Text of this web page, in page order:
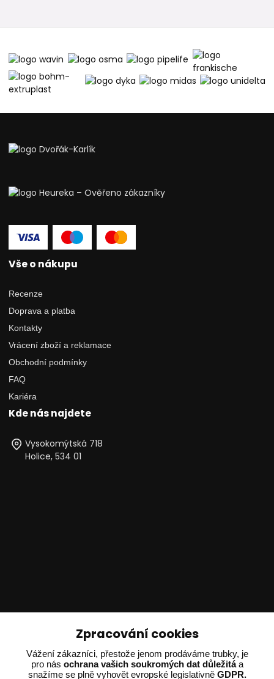
Vše o nákupu
Recenze
Doprava a platba
Kontakty
Vrácení zboží a reklamace
Obchodní podmínky
FAQ
Kariéra
Kde nás najdete
Vysokomýtská 718
Holice, 534 01
Ing. Adam Dvořák
+420 602 234 254
Zpracování cookies
Vážení zákazníci, přestože jenom prodáváme trubky, je
pro nás ochrana vašich soukromých dat důležitáa
snažíme se plně vyhovět evropské legislativně GDPR.